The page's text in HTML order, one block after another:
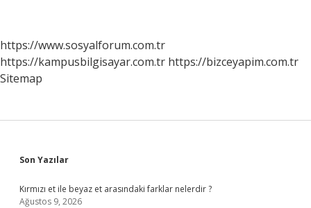
https://www.sosyalforum.com.tr
https://kampusbilgisayar.com.tr https://bizceyapim.com.tr
Sitemap
Sidebar
Son Yazılar
Kırmızı et ile beyaz et arasındaki farklar nelerdir ?
Ağustos 9, 2026